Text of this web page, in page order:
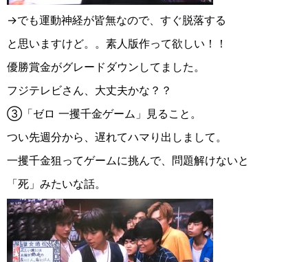
→でも運動神経が皆無なので、すぐ脱落する
と思いますけど。。素人版作って欲しい！！
優勝賞金がグレードダウンしてました。
フジテレビさん、大丈夫かな？？
③「ゼロ 一攫千金ゲーム」見ること。
つい先週分から、遅れてハマり出しまして。
一攫千金狙ってゲームに挑んで、問題解けないと
「死」みたいな話。